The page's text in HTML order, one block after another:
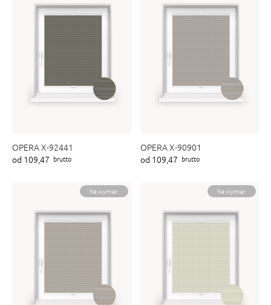
OPERA X-92441
od 109,47 brutto
OPERA X-90901
od 109,47 brutto
Na wymiar Na wymiar